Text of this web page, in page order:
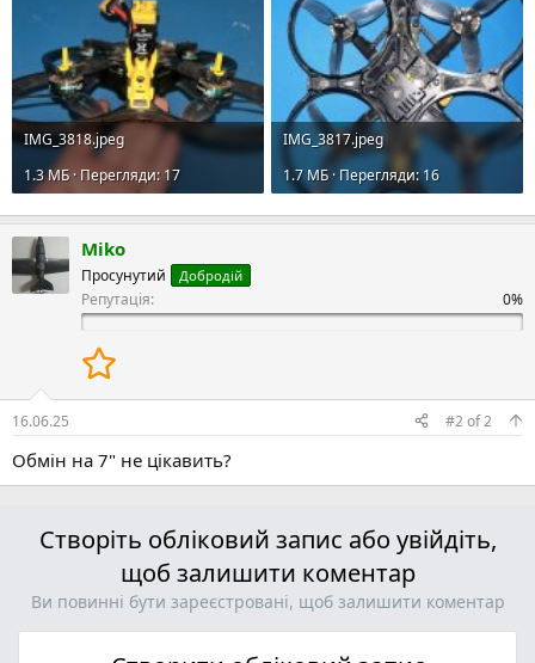
IMG_3818.jpeg
1.3 MБ · Перегляди: 17
IMG_3817.jpeg
1.7 MБ · Перегляди: 16
Miko
Просунутий Добродій
Репутація:
16.06.25 #2of2
Обмін на 7" не цікавить?
Створіть обліковий запис або увійдіть,
щоб залишити коментар
Ви повинні бути зареєстровані, щоб залишити коментар